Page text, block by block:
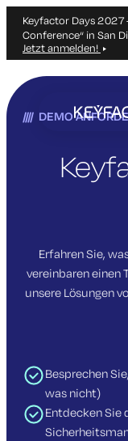
Keyfactor Days 2027
Conference“ in San
Jetzt anmelden!
springen
DEMO
Erfahren Sie,
vereinbaren einen
unsere Lösungen
Besprechen
was nicht)
Entdecken Sie